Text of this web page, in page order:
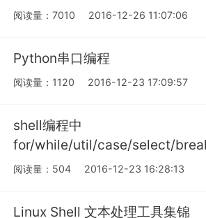
阅读量：7010 2016-12-26 11:07:06
Python串口编程
阅读量：1120 2016-12-23 17:09:57
shell编程中
for/while/util/case/select/
阅读量：504 2016-12-23 16:28:13
Linux Shell 文本处理工具集锦